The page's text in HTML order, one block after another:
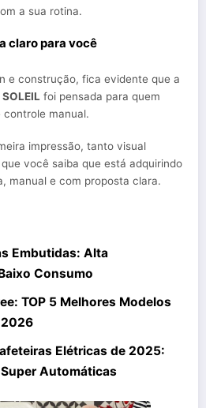
a sua rotina.
claro para você
e construção, fica evidente que a
foi pensada para quem
manual.
impressão, tanto visual
você saiba que está adquirindo
manual e com proposta clara.
Embutidas: Alta
Consumo
TOP 5 Melhores Modelos
2026
Elétricas de 2025:
Automáticas